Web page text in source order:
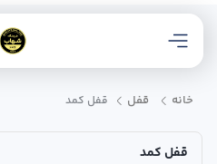
خانه قفل قفل کمد
قفل کمد